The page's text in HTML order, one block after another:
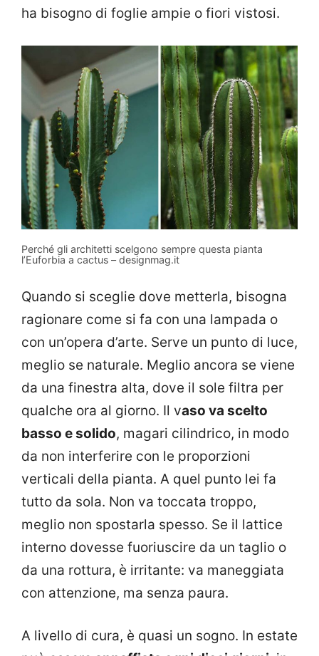
ha bisogno di foglie ampie o fiori vistosi.
Perché gli architetti scelgono sempre questa pianta
l’Euforbia a cactus – designmag.it
Quando si sceglie dove metterla, bisogna
ragionare come si fa con una lampada o
con un’opera d’arte. Serve un punto di luce,
meglio se naturale. Meglio ancora se viene
da una finestra alta, dove il sole filtra per
qualche ora al giorno. Il vaso va scelto
basso e solido, magari cilindrico, in modo
da non interferire con le proporzioni
verticali della pianta. A quel punto lei fa
tutto da sola. Non va toccata troppo,
meglio non spostarla spesso. Se il lattice
interno dovesse fuoriuscire da un taglio o
da una rottura, è irritante: va maneggiata
con attenzione, ma senza paura.
A livello di cura, è quasi un sogno. In estate